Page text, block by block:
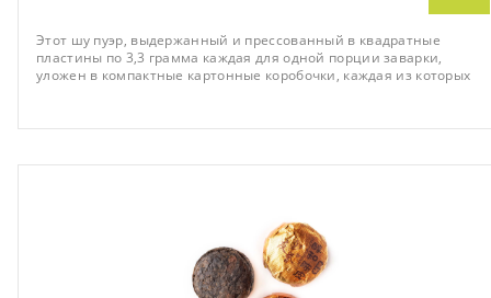
Этот шу пуэр, выдержанный и прессованный в квадратные
пластины по 3,3 грамма каждая для одной порции заварки,
уложен в компактные картонные коробочки, каждая из которых